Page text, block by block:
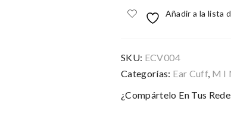
Añadir a la lista
SKU: ECV004
Categorías: Ear Cuff, M I
¿Compártelo En Tus